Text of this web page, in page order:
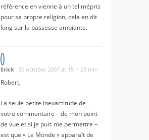
référence en vienne à un tel mépris
pour sa propre religion, cela en dit
long sur la bassesse ambiante.
Erick 30 octobre 2007 at 15 h 23 min
Robert,
La seule petite inexactitude de
votre commentaire – de mon point
de vue et si je puis me permettre –
est que « Le Monde » apparaît de